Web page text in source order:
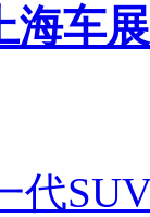
海车展
代